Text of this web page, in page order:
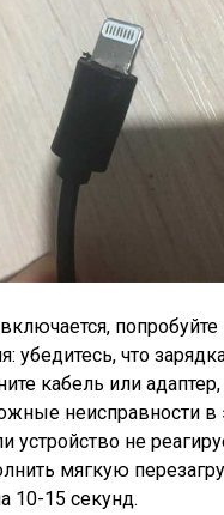
убедитесь, что
кабель или
неисправности в
устройство не
мягкую
10-15 секунд.